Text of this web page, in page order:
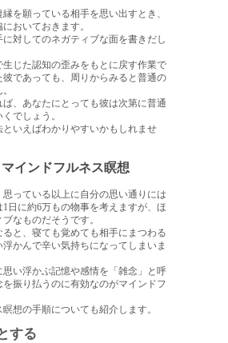
を願っている相手を思い出すとき、
おいておきます。
対してのネガティブな面を書きだし
生じた認知の歪みをもとに戻す作業で
であっても、周りからみると普通の
、あなたにとっても彼は次第に普通
でしょう。
いえばわかりやすいかもしれませ
インドフルネス瞑想
思っている以上に自分の思い通りには
日に約6万もの物事を考えますが、ほ
なものだそうです。
ると、寝ても覚めても相手にまつわる
かんで辛い気持ちになってしまいま
思い浮かぶ記憶や感情を「雑念」と呼
振り払うのに有効なのがマインドフ
想の手順についても紹介します。
する